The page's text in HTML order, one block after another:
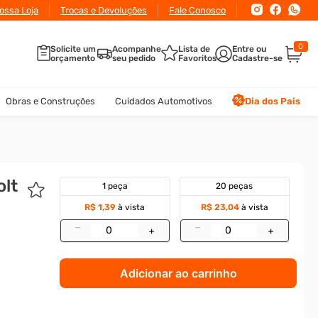
para pagamento via Pix ou Boleto
Loja Trocas e Devoluções Fale Conosco
Solicite um
orçamento
Acompanhe
seu pedido
Lista de
Favoritos
0
Obras e Construções Cuidados Automotivos Dia dos Pais
1 peça
R$ 1,39 à vista
– +
20 peças
R$ 23,04à vista
– +
Adicionar ao carrinho